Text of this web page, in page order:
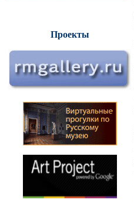
Проекты